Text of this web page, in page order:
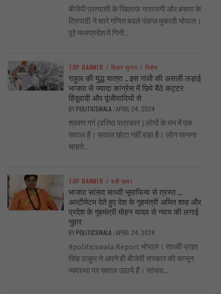
बीजेपी प्रत्याशी के खिलाफ नाराजगी और बसपा के
त्रिपाठी ने सारे गणित बदले पंकज मुकाती भोपाल।
पूरे मध्यप्रदेश में गिनी...
TOP BANNER / बिहार चुनाव / विशेष
राहुल की युद्ध यात्रा .. इस गांधी की असली लड़ाई
भाजपा से ज्यादा कांग्रेस में छिपे बैठे कट्टर
हिंदूवादी और पूंजीवादियों से
BY POLITICSWALA /APRIL 24, 2024
श्रवण गर्ग (वरिष्ठ पत्रकार ) लोगों के मन में एक
सवाल है। सवाल छोटा नहीं बड़ा है। लोग जानना
चाहते...
TOP BANNER / बड़ी खबर
भाजपा सांसद साध्वी भूमाफिया से त्रस्त …
अल्टीमेटम देते हुए देश के गृहमंत्री अमित शाह और
प्रदेश के गृहमंत्री मोहन यादव से न्याय की लगाई
गुहार
BY POLITICSWALA /APRIL 24, 2024
#politicswala Report भोपाल। साध्वी प्रज्ञा
सिंह ठाकुर ने अपने ही बीजेपी सरकार की कानून
व्यवस्था पर सवाल उठाये हैं। सांसद...